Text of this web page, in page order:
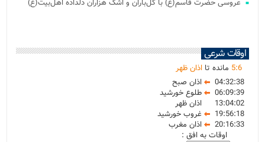
عروسی حضرت قاسم(ع) با گل‌باران و اشک هزاران دلداده اهل‌بیت(ع)
اوقات شرعی
5:6 مانده تا اذان ظهر
04:32:38
اذان صبح
06:09:39
طلوع خورشید
13:04:02
اذان ظهر
19:56:18
غروب خورشید
20:16:33
اذان مغرب
اوقات به افق :